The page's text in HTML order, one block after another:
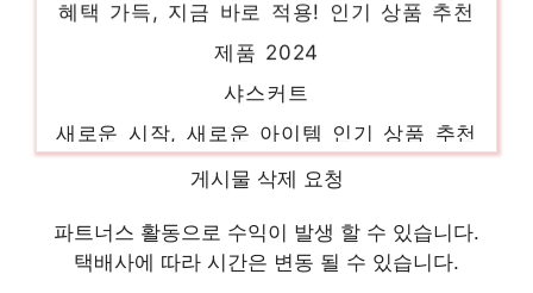
제품 2024
기분 좋아지는, 당신만의 제품 인기 상품 추
천 제품 2024
게시물 삭제 요청
파트너스 활동으로 수익이 발생 할 수 있습니다.
택배사에 따라 시간은 변동 될 수 있습니다.